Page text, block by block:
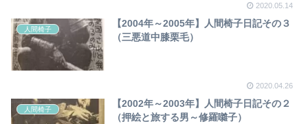
2020.05.14
人間椅子
【2004年～2005年】人間椅子日記その３
（三悪道中膝栗毛）
2020.04.26
人間椅子
【2002年～2003年】人間椅子日記その２
（押絵と旅する男～修羅囃子）